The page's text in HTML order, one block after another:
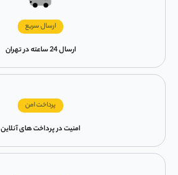
ارسال سریع
ارسال 24 ساعته در تهران
پرداخت امن
امنیت در پرداخت های آنلاین